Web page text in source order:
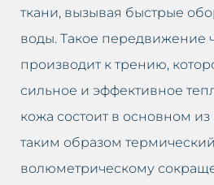
ткани, вызывая быстрые
воды. Такое передвижение
производит к трению,
сильное и эффективное
кожа состоит в основном
таким образом
волюметрическому